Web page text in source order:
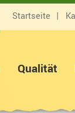
Startseite
Qualität